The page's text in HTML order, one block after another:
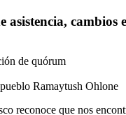
asistencia,
de quórum
Ramaytush Ohlone
reconoce que nos